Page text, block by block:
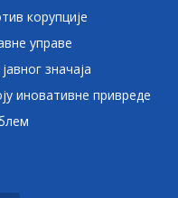
корупције
управе
значаја
иновативне привреде